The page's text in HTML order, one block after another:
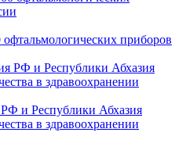
приборов
и Республики Абхазия
в здравоохранении
meditsinskoy-pomoshchi-